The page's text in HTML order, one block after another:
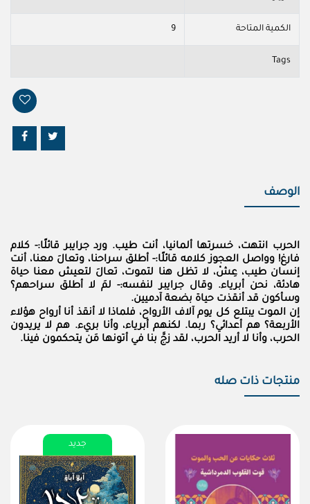
الكمية المتاحة 9
Tags
الوصف
الحرب انتهت، خسرتها ألمانيا، أنت طيب. ورد جرايبر قائلًا:- كلام
فارغ! وواصل العجوز كلامه قائلًا:- أطلق سراحنا، وتعالَ معنا، أنت
إنسان طيب، عِشْ، لا تظل هنا لتموت، تعالَ لتعيش معنا حياة
هادئة، نحن أبرياء. وقال جرايبر لنفسه:- لمَ لا أطلق سراحهم؟
وسأكون قد أنقذت حياة بضعة آدميين.
إن الموت يبتلع كل يوم آلاف الأرواح، فلماذا لا أنقذ أنا أرواح هؤلاء
الأربعة؟ هم أعدائي؟ ربما. لكنهم أبرياء، وأنا بريء. هم لا يريدون
الحرب، وأنا لا أريد الحرب، لقد زجَّ بنا في أتونها مَن يتحكمون فينا.
منتجات ذات صله
جديد